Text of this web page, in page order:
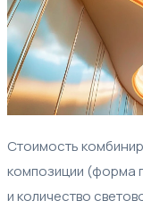
Стоимость
композиции (форма
и количество